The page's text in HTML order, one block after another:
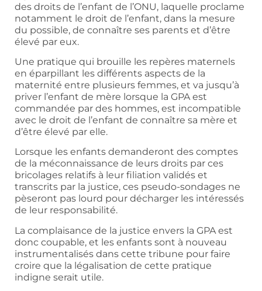
des droits de l’enfant de l’ONU, laquelle proclame
notamment le droit de l’enfant, dans la mesure
du possible, de connaître ses parents et d’être
élevé par eux.
Une pratique qui brouille les repères maternels
en éparpillant les différents aspects de la
maternité entre plusieurs femmes, et va jusqu’à
priver l’enfant de mère lorsque la GPA est
commandée par des hommes, est incompatible
avec le droit de l’enfant de connaître sa mère et
d’être élevé par elle.
Lorsque les enfants demanderont des comptes
de la méconnaissance de leurs droits par ces
bricolages relatifs à leur filiation validés et
transcrits par la justice, ces pseudo-sondages ne
pèseront pas lourd pour décharger les intéressés
de leur responsabilité.
La complaisance de la justice envers la GPA est
donc coupable, et les enfants sont à nouveau
instrumentalisés dans cette tribune pour faire
croire que la légalisation de cette pratique
indigne serait utile.